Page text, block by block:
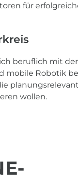
für
beruflich mit
mobile Robotik
wollen.